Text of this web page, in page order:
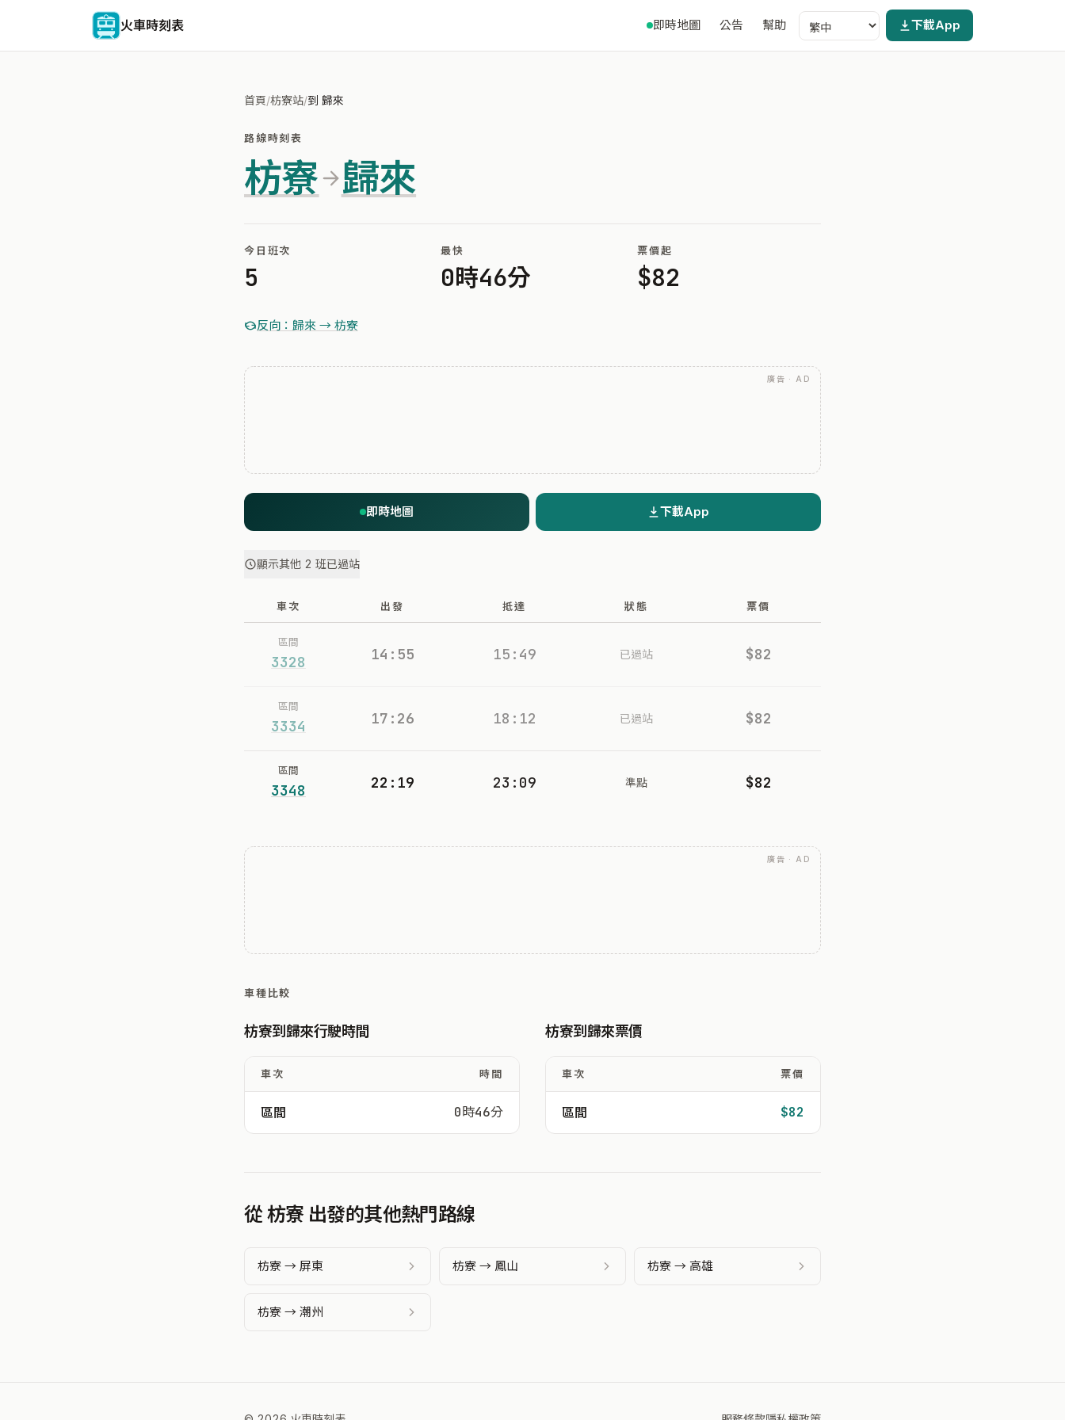
火車時刻表 即時地圖 公告 幫助 下載App
首頁/枋寮站/到 歸來
路線時刻表
枋寮 歸來
今日班次
5
最快
0時46分
票價起
$82
反向：歸來 → 枋寮
廣告 · AD
即時地圖 下載App
顯示其他 2 班已過站
車次 出發 抵達 狀態 票價
區間
3328 14:55 15:49 已過站 $82
區間
3334 17:26 18:12 已過站 $82
區間
3348 22:19 23:09 準點 $82
廣告 · AD
車種比較
枋寮到歸來行駛時間
車次 時間
區間 0時46分
枋寮到歸來票價
車次 票價
區間 $82
從 枋寮 出發的其他熱門路線
枋寮 → 屏東 枋寮 → 鳳山 枋寮 → 高雄
枋寮 → 潮州